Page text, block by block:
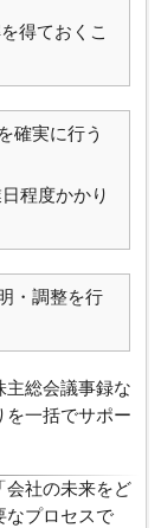
得ておくこ
確実に行う
程度かかり
・調整を行
主総会議事録な
を一括でサポー
会社の未来をど
なプロセスで